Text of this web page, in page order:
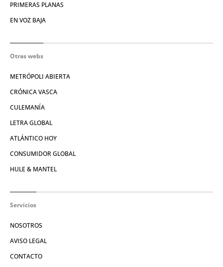
PRIMERAS PLANAS
EN VOZ BAJA
Otras webs
METRÓPOLI ABIERTA
CRÓNICA VASCA
CULEMANÍA
LETRA GLOBAL
ATLÁNTICO HOY
CONSUMIDOR GLOBAL
HULE & MANTEL
Servicios
NOSOTROS
AVISO LEGAL
CONTACTO